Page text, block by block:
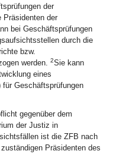
der
Präsidenten der
bei Geschäftsprüfungen
durch die
bzw.
werden. 2Sie kann
eines
Geschäftsprüfungen
gegenüber dem
der Justiz in
ist die ZFB nach
Präsidenten des